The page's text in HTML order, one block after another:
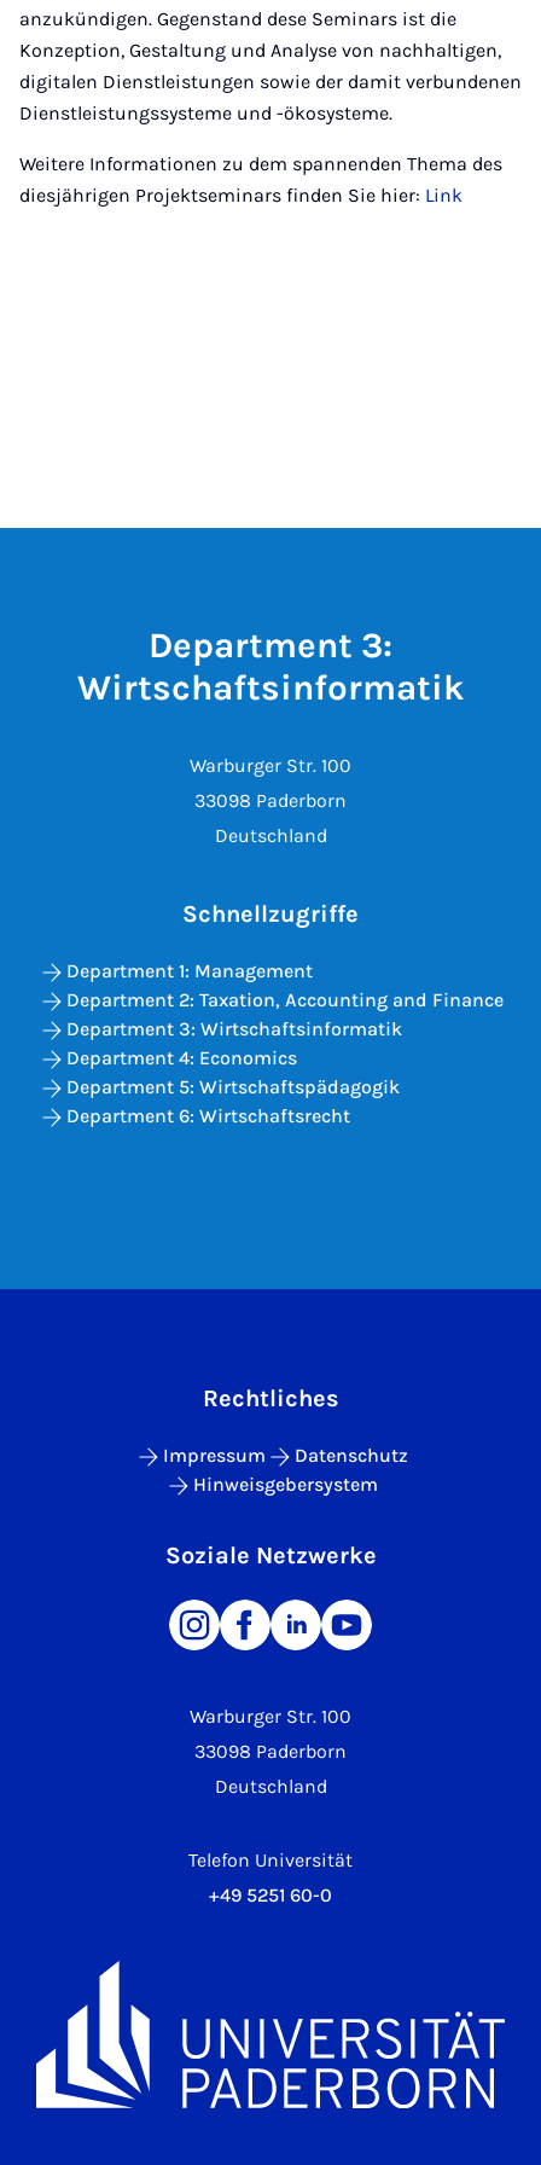
anzukündigen. Gegenstand dese Seminars ist die
Konzeption, Gestaltung und Analyse von nachhaltigen,
digitalen Dienstleistungen sowie der damit verbundenen
Dienstleistungssysteme und -ökosysteme.
Weitere Informationen zu dem spannenden Thema des
diesjährigen Projektseminars finden Sie hier: Link
Department 3:
Wirtschaftsinformatik
Warburger Str. 100
33098 Paderborn
Deutschland
Schnellzugriffe
Department 1: Management
Department 2: Taxation, Accounting and Finance
Department 3: Wirtschaftsinformatik
Department 4: Economics
Department 5: Wirtschaftspädagogik
Department 6: Wirtschaftsrecht
Warburger Str. 100
33098 Paderborn
Deutschland
Telefon Universität
+49 5251 60-0
Rechtliches
Impressum
Datenschutz
Hinweisgebersystem
Soziale Netzwerke